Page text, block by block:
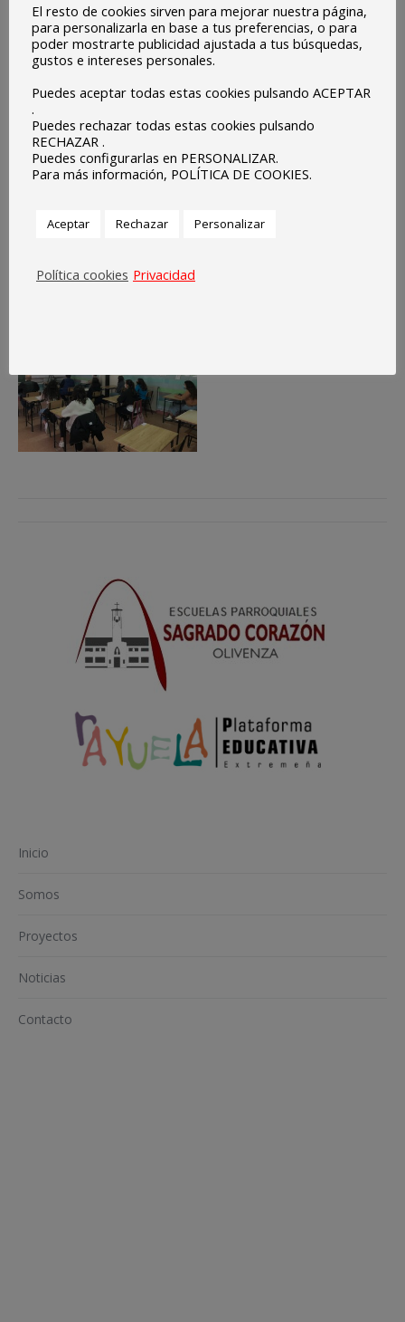
entradas
Inicio
Somos
Proyectos
Noticias
Contacto
El resto de cookies sirven para mejorar nuestra página,
para personalizarla en base a tus preferencias, o para
poder mostrarte publicidad ajustada a tus búsquedas,
gustos e intereses personales.
Puedes aceptar todas estas cookies pulsando ACEPTAR
.
Puedes rechazar todas estas cookies pulsando
RECHAZAR .
Puedes configurarlas en PERSONALIZAR.
Para más información, POLÍTICA DE COOKIES.
Aceptar Rechazar Personalizar
Política cookies Privacidad